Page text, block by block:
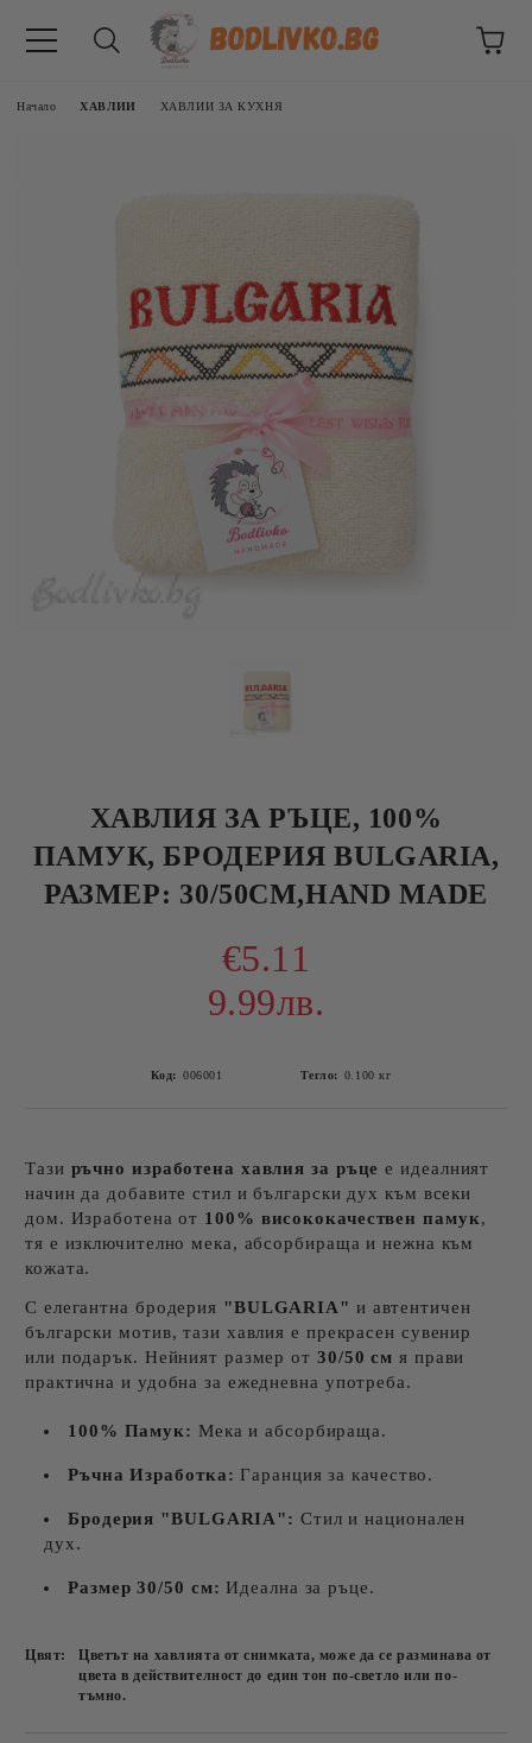
Начало ХАВЛИИ ХАВЛИИ ЗА КУХНЯ
ХАВЛИЯ ЗА РЪЦЕ, 100%
ПАМУК, БРОДЕРИЯ BULGARIA,
РАЗМЕР: 30/50СМ,HAND MADE
€5.11
9.99лв.
Код: 006001 Тегло: 0.100 кг
Тази ръчно изработена хавлия за ръце е идеалният
начин да добавите стил и български дух към всеки
дом. Изработена от 100% висококачествен памук,
тя е изключително мека, абсорбираща и нежна към
кожата.
С елегантна бродерия "BULGARIA" и автентичен
български мотив, тази хавлия е прекрасен сувенир
или подарък. Нейният размер от 30/50 см я прави
практична и удобна за ежедневна употреба.
100% Памук: Мека и абсорбираща.
Ръчна Изработка: Гаранция за качество.
Бродерия "BULGARIA": Стил и национален
дух.
Размер 30/50 см: Идеална за ръце.
Цвят:
Цветът на хавлията от снимката, може да се разминава от
цвета в действителност до един тон по-светло или по-
тъмно.